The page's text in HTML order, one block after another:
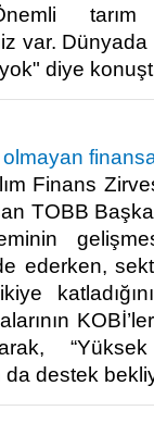
tarım
var.
diye
olmayan
Finans
TOBB
ederken,
ikiye
da destek